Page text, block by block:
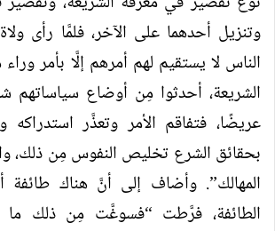
وتنزيل أحدهما على الآخر، فلمَّا رأى
الناس لا يستقيم لهم أمرهم إلَّا بأمر
الشريعة، أحدثوا مِن أوضاع سياساتهم
عريضًا، فتفاقم الأمر وتعذَّر استدراكه
بحقائق الشرع تخليص النفوس مِن ذلك،
المهالك”. وأضاف إلى أنَّ هناك طائفة
الطائفة، فرَّطت “فسوغَّت مِن ذلك ما